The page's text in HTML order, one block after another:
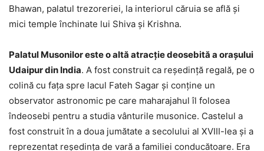
Bhawan, palatul trezoreriei, la interiorul căruia se află și
mici temple închinate lui Shiva și Krishna.
Palatul Musonilor este o altă atracție deosebită a orașului
Udaipur din India. A fost construit ca reședință regală, pe o
colină cu fața spre lacul Fateh Sagar și conține un
observator astronomic pe care maharajahul îl folosea
îndeosebi pentru a studia vânturile musonice. Castelul a
fost construit în a doua jumătate a secolului al XVIII-lea și a
reprezentat reședința de vară a familiei conducătoare. Era